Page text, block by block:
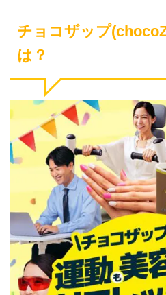
チョコザップ
は？